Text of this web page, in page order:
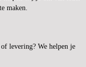
maken.
levering? We helpen je